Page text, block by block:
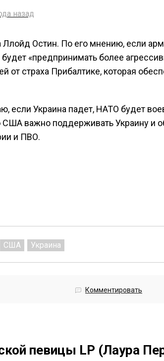
назад
Ллойд Остин. По его мнению, если
будет «предпринимать более
от страха Прибалтике, которая
если Украина падет, НАТО будет
США важно поддерживать Украину и
и ПВО.
США Украина
Комментировать
певицы LP (Лаура